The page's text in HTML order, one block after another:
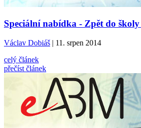
Speciální nabídka - Zpět do školy
Václav Dobiáš| 11. srpen 2014
celý článek
přečíst článek